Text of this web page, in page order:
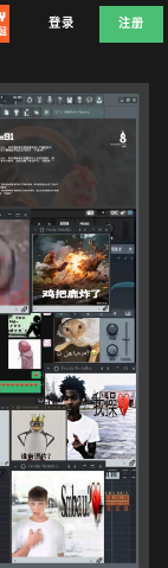
登录 注册